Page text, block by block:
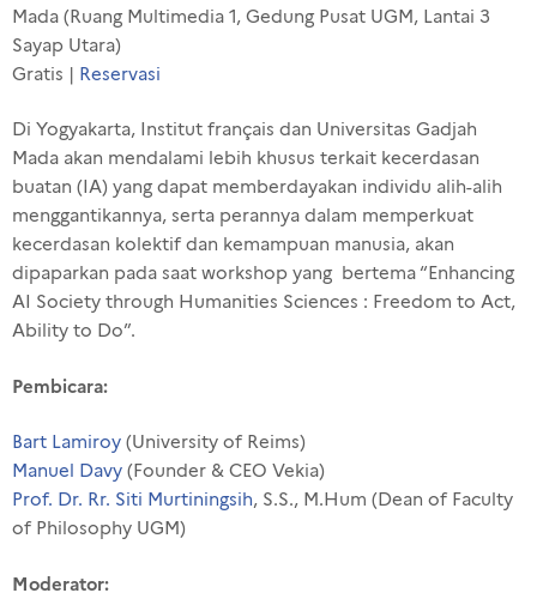
Mada (Ruang Multimedia 1, Gedung Pusat UGM, Lantai 3
Sayap Utara)
Gratis | Reservasi
Di Yogyakarta, Institut français dan Universitas Gadjah
Mada akan mendalami lebih khusus terkait kecerdasan
buatan (IA) yang dapat memberdayakan individu alih-alih
menggantikannya, serta perannya dalam memperkuat
kecerdasan kolektif dan kemampuan manusia, akan
dipaparkan pada saat workshop yang bertema “Enhancing
AI Society through Humanities Sciences : Freedom to Act,
Ability to Do”.
Pembicara:
Bart Lamiroy (University of Reims)
Manuel Davy (Founder & CEO Vekia)
Prof. Dr. Rr. Siti Murtiningsih, S.S., M.Hum (Dean of Faculty
of Philosophy UGM)
Moderator: